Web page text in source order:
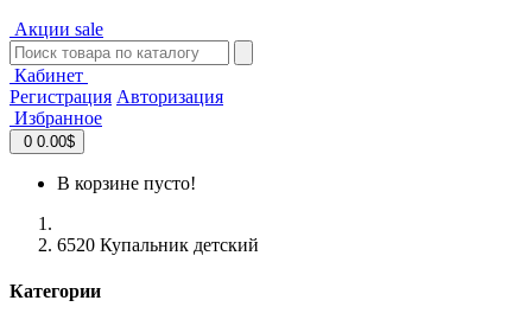
Акции sale
Кабинет
Регистрация Авторизация
Избранное
0 0.00$
В корзине пусто!
6520 Купальник детский
Категории